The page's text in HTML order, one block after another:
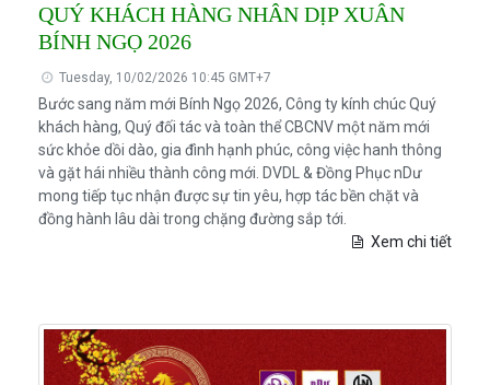
QUÝ KHÁCH HÀNG NHÂN DỊP XUÂN
BÍNH NGỌ 2026
Tuesday, 10/02/2026 10:45 GMT+7
Bước sang năm mới Bính Ngọ 2026, Công ty kính chúc Quý
khách hàng, Quý đối tác và toàn thể CBCNV một năm mới
sức khỏe dồi dào, gia đình hạnh phúc, công việc hanh thông
và gặt hái nhiều thành công mới. DVDL & Đồng Phục nDư
mong tiếp tục nhận được sự tin yêu, hợp tác bền chặt và
đồng hành lâu dài trong chặng đường sắp tới.
Xem chi tiết